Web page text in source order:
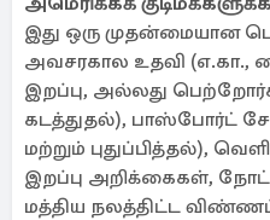
இது ஒரு முதன்மையான
அவசரகால உதவி (எ.கா.,
இறப்பு, அல்லது
கடத்துதல்), பாஸ்போர்ட்
மற்றும் புதுப்பித்தல்),
இறப்பு அறிக்கைகள்,
மத்திய நலத்திட்ட